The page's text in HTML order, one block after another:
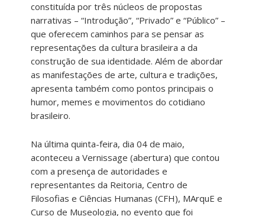
constituída por três núcleos de propostas
narrativas – “Introdução”, “Privado” e “Público” –
que oferecem caminhos para se pensar as
representações da cultura brasileira a da
construção de sua identidade. Além de abordar
as manifestações de arte, cultura e tradições,
apresenta também como pontos principais o
humor, memes e movimentos do cotidiano
brasileiro.
Na última quinta-feira, dia 04 de maio,
aconteceu a Vernissage (abertura) que contou
com a presença de autoridades e
representantes da Reitoria, Centro de
Filosofias e Ciências Humanas (CFH), MArquE e
Curso de Museologia, no evento que foi